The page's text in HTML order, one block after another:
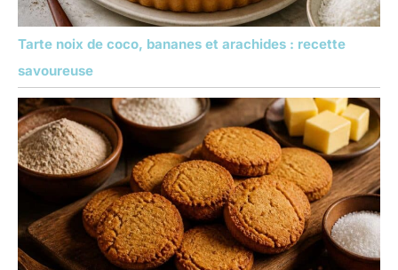
Tarte noix de coco, bananes et arachides : recette
savoureuse